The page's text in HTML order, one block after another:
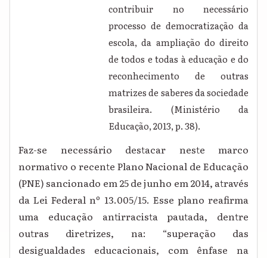
contribuir no necessário
processo de democratização da
escola, da ampliação do direito
de todos e todas à educação e do
reconhecimento de outras
matrizes de saberes da sociedade
brasileira. (Ministério da
Educação, 2013, p. 38).
Faz-se necessário destacar neste marco
normativo o recente Plano Nacional de Educação
(PNE) sancionado em 25 de junho em 2014, através
da Lei Federal nº 13.005/15. Esse plano reafirma
uma educação antirracista pautada, dentre
outras diretrizes, na: “superação das
desigualdades educacionais, com ênfase na